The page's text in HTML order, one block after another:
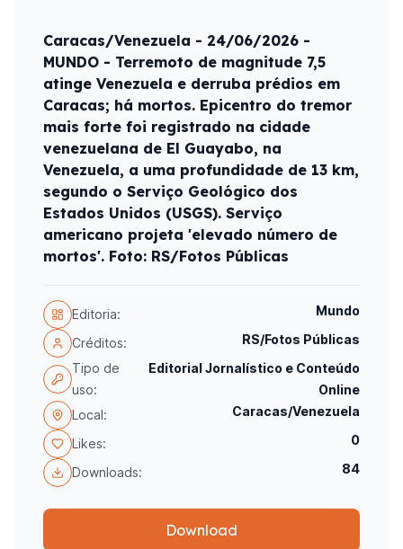
Caracas/Venezuela - 24/06/2026 -
MUNDO - Terremoto de magnitude 7,5
atinge Venezuela e derruba prédios em
Caracas; há mortos. Epicentro do tremor
mais forte foi registrado na cidade
venezuelana de El Guayabo, na
Venezuela, a uma profundidade de 13 km,
segundo o Serviço Geológico dos
Estados Unidos (USGS). Serviço
americano projeta 'elevado número de
mortos'. Foto: RS/Fotos Públicas
Editoria: Mundo
Créditos:
RS/Fotos Públicas
Tipo de
uso:
Editorial Jornalístico e Conteúdo
Online
Local:
Caracas/Venezuela
Likes: 0
Downloads: 84
Download